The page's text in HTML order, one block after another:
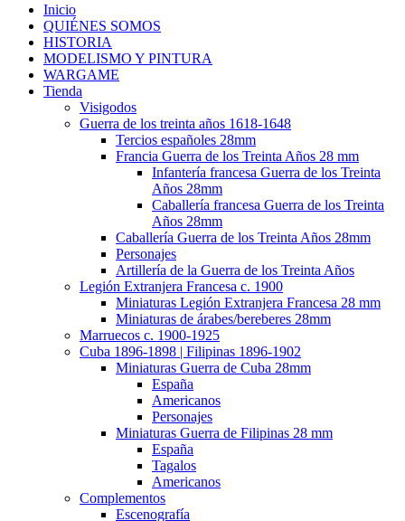
Inicio
QUIÉNES SOMOS
HISTORIA
MODELISMO Y PINTURA
WARGAME
Tienda
Visigodos
Guerra de los treinta años 1618-1648
Tercios españoles 28mm
Francia Guerra de los Treinta Años 28 mm
Infantería francesa Guerra de los Treinta
Años 28mm
Caballería francesa Guerra de los Treinta
Años 28mm
Caballería Guerra de los Treinta Años 28mm
Personajes
Artillería de la Guerra de los Treinta Años
Legión Extranjera Francesa c. 1900
Miniaturas Legión Extranjera Francesa 28 mm
Miniaturas de árabes/bereberes 28mm
Marruecos c. 1900-1925
Cuba 1896-1898 | Filipinas 1896-1902
Miniaturas Guerra de Cuba 28mm
España
Americanos
Personajes
Miniaturas Guerra de Filipinas 28 mm
España
Tagalos
Americanos
Complementos
Escenografía